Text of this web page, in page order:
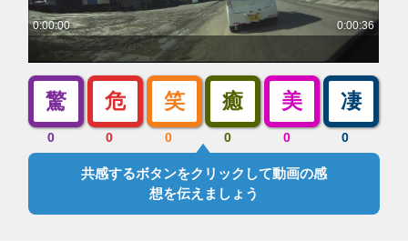
驚
0
危
0
笑
0
癒
0
美
0
凄
0
共感するボタンをクリックして動画の感
想を伝えましょう